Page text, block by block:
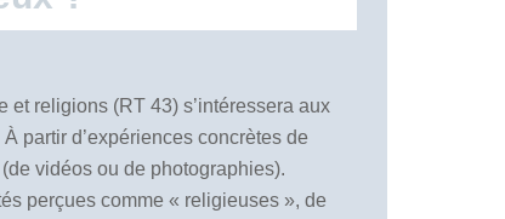
religions (RT 43) s’intéressera aux
partir d’expériences concrètes de
vidéos ou de photographies).
perçues comme « religieuses », de